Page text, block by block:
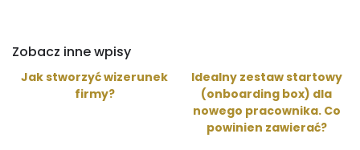
Zobacz inne wpisy
Jak stworzyć wizerunek
firmy?
Idealny zestaw startowy
(onboarding box) dla
nowego pracownika. Co
powinien zawierać?